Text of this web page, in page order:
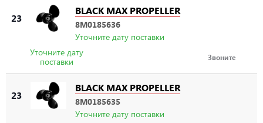
23
BLACK MAX PROPELLER
8M0185636
Уточните дату поставки
Уточните дату
поставки
Звоните
23
BLACK MAX PROPELLER
8M0185635
Уточните дату поставки